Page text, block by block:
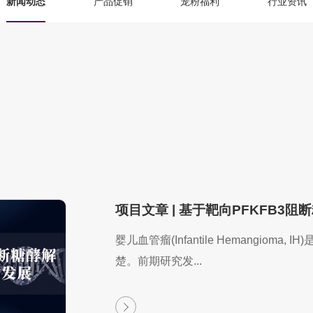
项目文章 | 基于靶向PFKFB3阻
婴儿血管瘤(Infantile Hemangioma, IH)
楚。前期研究发...